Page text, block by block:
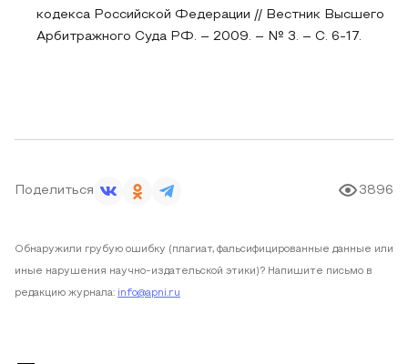
кодекса Российской Федерации // Вестник Высшего
Арбитражного Суда РФ. – 2009. – № 3. – С. 6-17.
Поделиться 3896
Обнаружили грубую ошибку (плагиат, фальсифицированные данные или
иные нарушения научно-издательской этики)? Напишите письмо в
редакцию журнала: info@apni.ru